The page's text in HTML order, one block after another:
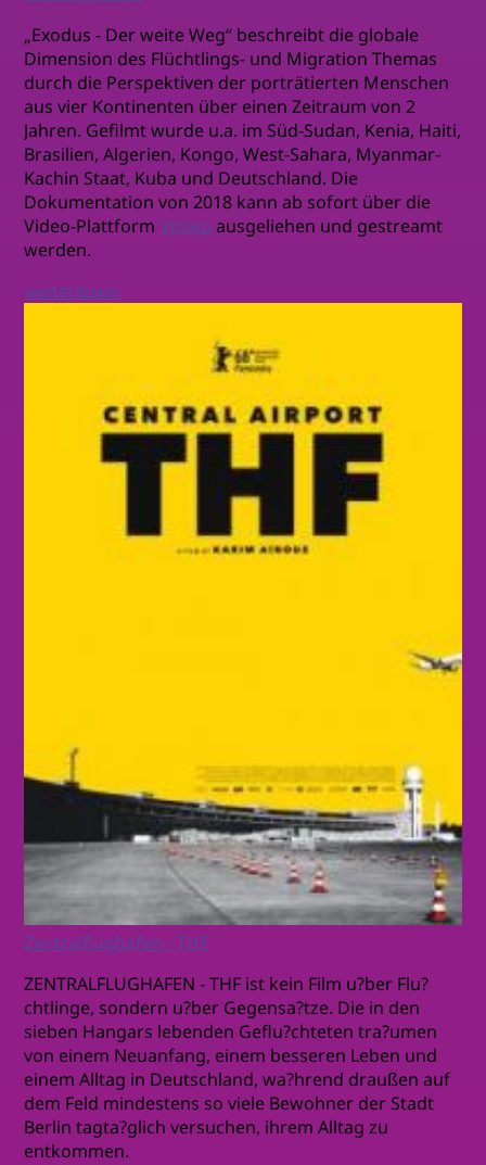
„Exodus - Der weite Weg“ beschreibt die globale
Dimension des Flüchtlings- und Migration Themas
durch die Perspektiven der porträtierten Menschen
aus vier Kontinenten über einen Zeitraum von 2
Jahren. Gefilmt wurde u.a. im Süd-Sudan, Kenia, Haiti,
Brasilien, Algerien, Kongo, West-Sahara, Myanmar-
Kachin Staat, Kuba und Deutschland. Die
Dokumentation von 2018 kann ab sofort über die
Video-PlattformVimeo ausgeliehen und gestreamt
werden.
weiterlesen
Zentralflughafen - THF
ZENTRALFLUGHAFEN - THF ist kein Film u?ber Flu?
chtlinge, sondern u?ber Gegensa?tze. Die in den
sieben Hangars lebenden Geflu?chteten tra?umen
von einem Neuanfang, einem besseren Leben und
einem Alltag in Deutschland, wa?hrend draußen auf
dem Feld mindestens so viele Bewohner der Stadt
Berlin tagta?glich versuchen, ihrem Alltag zu
entkommen.